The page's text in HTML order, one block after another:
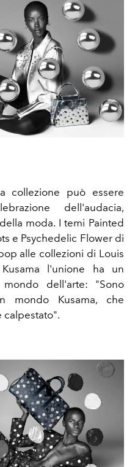
collezione può essere
dell'audacia,
moda. I temi Painted
e Psychedelic Flower di
alle collezioni di Louis
l'unione ha un
dell'arte: "Sono
mondo Kusama, che
calpestato".